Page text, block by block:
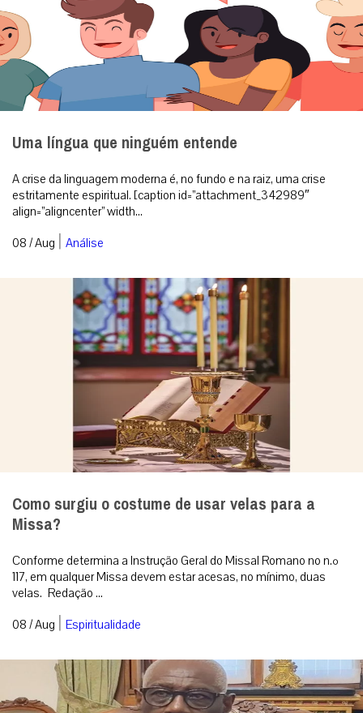
Uma língua que ninguém entende
A crise da linguagem moderna é, no fundo e na raiz, uma crise
estritamente espiritual. [caption id=”attachment_342989″
align=”aligncenter” width...
08 / Aug | Análise
Como surgiu o costume de usar velas para a
Missa?
Conforme determina a Instrução Geral do Missal Romano no n.º
117, em qualquer Missa devem estar acesas, no mínimo, duas
velas. Redação ...
08 / Aug | Espiritualidade